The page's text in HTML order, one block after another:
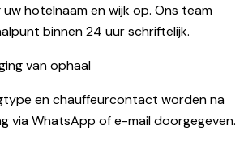
hotelnaam en wijk op. Ons team
binnen 24 uur schriftelijk.
van ophaal
en chauffeurcontact worden na
via WhatsApp of e-mail doorgegeven.